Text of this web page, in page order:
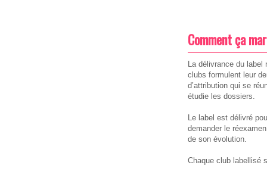
Comment ça
La délivrance du label
clubs formulent leur
d’attribution qui se
étudie les dossiers.
Le label est délivré
demander le
de son évolution.
Chaque club labellisé